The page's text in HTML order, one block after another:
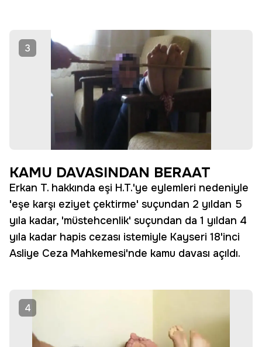
3
KAMU DAVASINDAN BERAAT
Erkan T. hakkında eşi H.T.'ye eylemleri nedeniyle
'eşe karşı eziyet çektirme' suçundan 2 yıldan 5
yıla kadar, 'müstehcenlik' suçundan da 1 yıldan 4
yıla kadar hapis cezası istemiyle Kayseri 18'inci
Asliye Ceza Mahkemesi'nde kamu davası açıldı.
4